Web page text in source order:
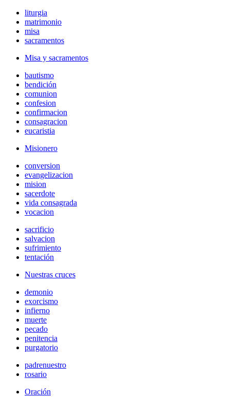
liturgia
matrimonio
misa
sacramentos
Misa y sacramentos
bautismo
bendición
comunion
confesion
confirmacion
consagracion
eucaristia
Misionero
conversion
evangelizacion
mision
sacerdote
vida consagrada
vocacion
sacrificio
salvacion
sufrimiento
tentación
Nuestras cruces
demonio
exorcismo
infierno
muerte
pecado
penitencia
purgatorio
padrenuestro
rosario
Oración